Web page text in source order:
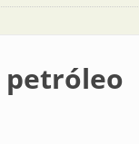
petróleo